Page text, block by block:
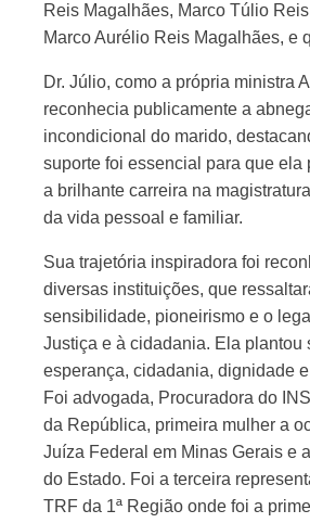
Reis Magalhães, Marco Túlio
Marco Aurélio Reis Magalhães, e
Dr. Júlio, como a própria ministra
reconhecia publicamente a
incondicional do marido,
suporte foi essencial para que ela
a brilhante carreira na
da vida pessoal e familiar.
Sua trajetória inspiradora foi
diversas instituições, que
sensibilidade, pioneirismo e o
Justiça e à cidadania.​ Ela plantou
esperança, cidadania, dignidade
Foi advogada, Procuradora do
da República, primeira mulher a
Juíza Federal em Minas Gerais e
do Estado. Foi a terceira
TRF da 1ª Região onde foi a